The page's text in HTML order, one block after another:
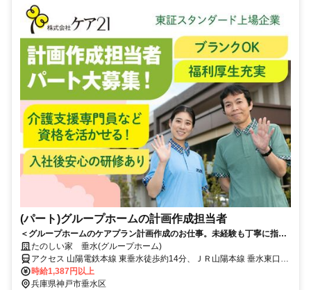
(パート)グループホームの計画作成担当者
＜グループホームのケアプラン計画作成のお仕事。未経験も丁寧に指導
します。＞ケア21が運営するグループホームで計画作成担当者のお仕
事！介護も少しお手伝いいただくので現場の実状の理解にも繋がりま
す。
たのしい家 垂水(グループホーム)
アクセス 山陽電鉄本線 東垂水徒歩約14分、ＪＲ山陽本線 垂水東口徒
歩約14分、山陽電鉄本線 山陽垂水西側改札口徒歩約15分 JR神戸線
「垂水」駅から徒歩約16分
時給1,387円以上
兵庫県神戸市垂水区